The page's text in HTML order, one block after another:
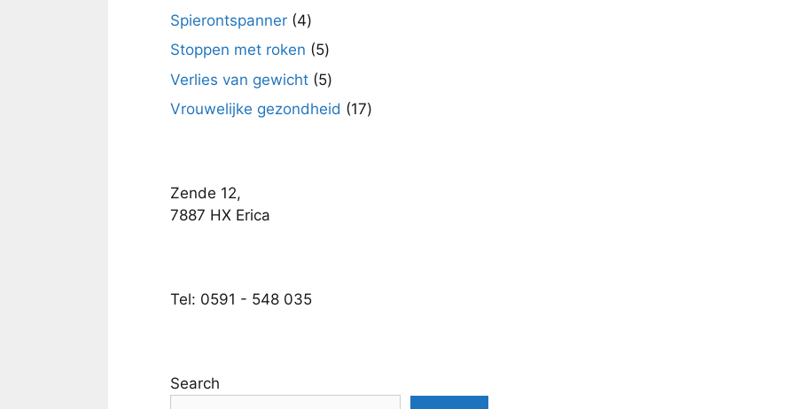
product
Spierontspanner 44
producten
Stoppen met roken 55
producten
Verlies van gewicht 55
producten
Vrouwelijke gezondheid 1717
Zende 12,
7887 HX Erica
Tel: 0591 - 548 035
Search